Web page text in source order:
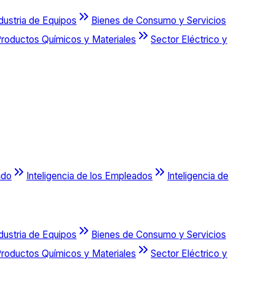
de Equipos
Bienes de Consumo y Servicios
Químicos y Materiales
Sector Eléctrico y
Inteligencia de los Empleados
Inteligencia de
de Equipos
Bienes de Consumo y Servicios
Químicos y Materiales
Sector Eléctrico y